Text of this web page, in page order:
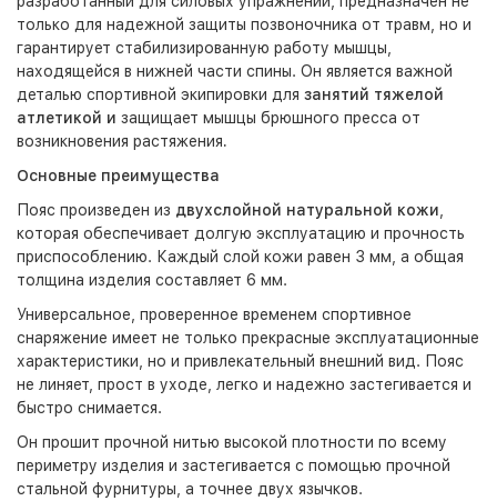
только для надежной защиты позвоночника от травм, но и
гарантирует стабилизированную работу мышцы,
находящейся в нижней части спины. Он является важной
деталью спортивной экипировки для занятий тяжелой
атлетикой и защищает мышцы брюшного пресса от
возникновения растяжения.
Основные преимущества
Пояс произведен из двухслойной натуральной кожи
которая обеспечивает долгую эксплуатацию и прочность
приспособлению. Каждый слой кожи равен 3 мм, а общая
толщина изделия составляет 6 мм.
Универсальное, проверенное временем спортивное
снаряжение имеет не только прекрасные эксплуатационные
характеристики, но и привлекательный внешний вид. Пояс
не линяет, прост в уходе, легко и надежно застегивается и
быстро снимается.
Он прошит прочной нитью высокой плотности по всему
периметру изделия и застегивается с помощью прочной
стальной фурнитуры, а точнее двух язычков.